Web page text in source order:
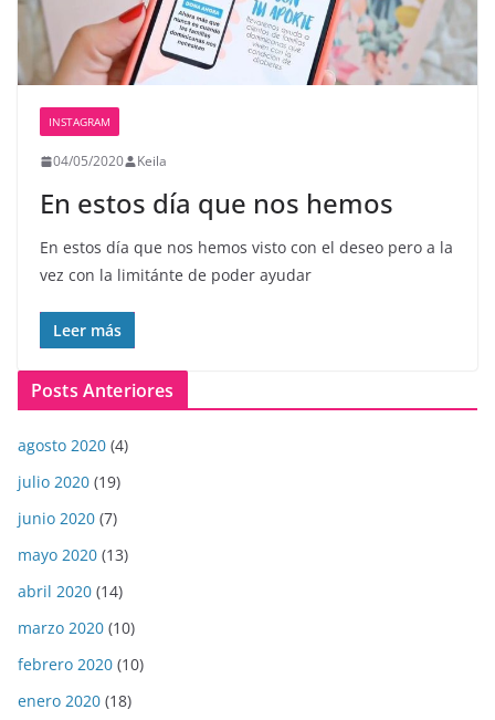
INSTAGRAM
04/05/2020 Keila
En estos día que nos hemos
En estos día que nos hemos visto con el deseo pero a la
vez con la limitánte de poder ayudar
Leer más
Posts Anteriores
agosto 2020 (4)
julio 2020 (19)
junio 2020 (7)
mayo 2020 (13)
abril 2020 (14)
marzo 2020 (10)
febrero 2020 (10)
enero 2020 (18)